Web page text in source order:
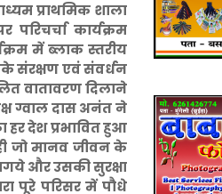
प्राथमिक शाला
कार्यक्रम
में ब्लाक स्तरीय
संरक्षण एवं संवर्धन
वातावरण दिलाने
ग्वाल दास अनंत ने
देश प्रभावित हुआ
जो मानव जीवन के
और उसकी सुरक्षा
पूरे परिसर में पौधे